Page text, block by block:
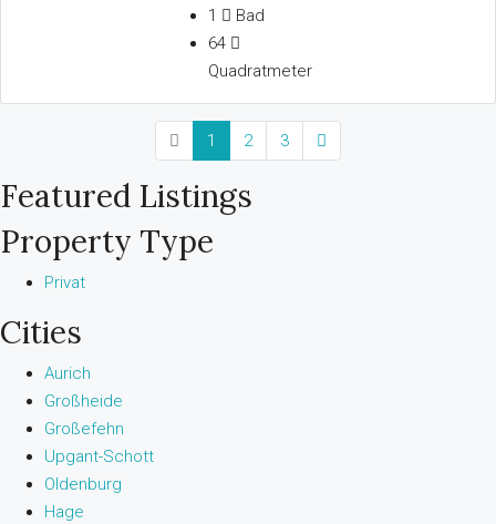
1
Bad
64
Quadratmeter
1 2 3
Featured Listings
Property Type
Privat
Cities
Aurich
Großheide
Großefehn
Upgant-Schott
Oldenburg
Hage